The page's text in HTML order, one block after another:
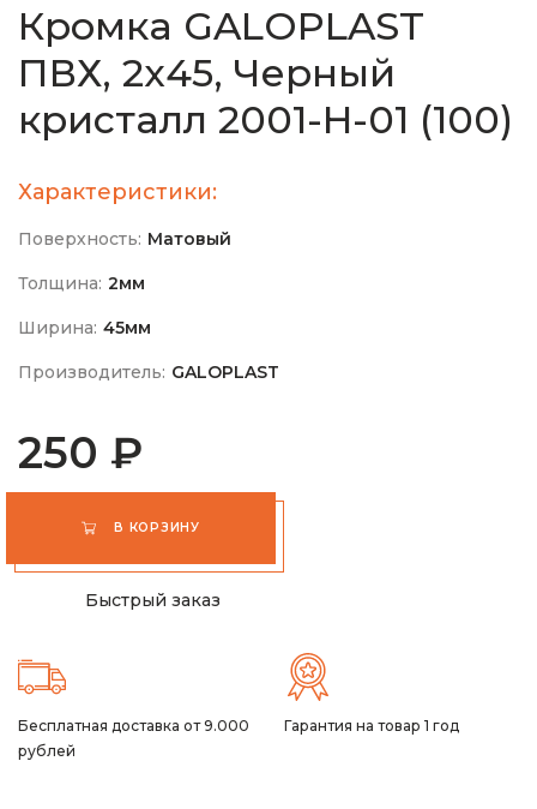
Кромка GALOPLAST
ПВХ, 2х45, Черный
кристалл 2001-H-01 (100)
Характеристики:
Поверхность: Матовый
Толщина: 2мм
Ширина: 45мм
Производитель: GALOPLAST
250 ₽
В КОРЗИНУ
Быстрый заказ
Бесплатная доставка от 9.000
рублей
Гарантия на товар 1 год